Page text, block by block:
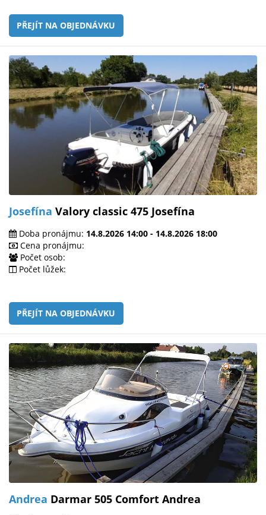
PŘEJÍT NA OBJEDNÁVKU
Josefína Valory classic 475 Josefína
Doba pronájmu: 14.8.2026 14:00 - 14.8.2026 18:00
Cena pronájmu:
Počet osob:
Počet lůžek:
PŘEJÍT NA OBJEDNÁVKU
Andrea Darmar 505 Comfort Andrea